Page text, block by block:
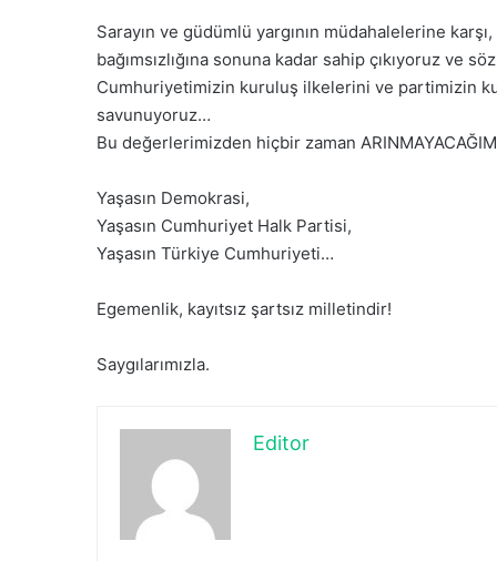
Sarayın ve güdümlü yargının müdahalelerine
bağımsızlığına sonuna kadar sahip çıkıyoruz ve
Cumhuriyetimizin kuruluş ilkelerini ve partimizin
savunuyoruz…
Bu değerlerimizden hiçbir zaman
Yaşasın Demokrasi,
Yaşasın Cumhuriyet Halk Partisi,
Yaşasın Türkiye Cumhuriyeti…
Egemenlik, kayıtsız şartsız milletindir!
Saygılarımızla.
Editor